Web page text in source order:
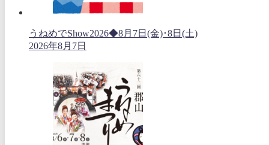
うねめでShow2026◆8月7日(金)･8日(土)
2026年8月7日